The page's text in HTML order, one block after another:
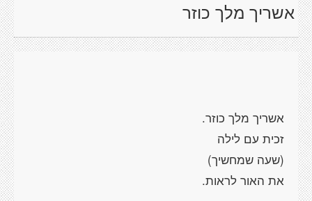
אשריך מלך כוזר
אשריך מלך כוזר.
זכית עם לילה
(שעה שמחשיך)
את האור לראות.